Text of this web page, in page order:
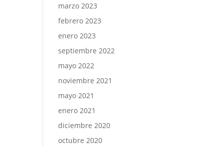
marzo 2023
febrero 2023
enero 2023
septiembre 2022
mayo 2022
noviembre 2021
mayo 2021
enero 2021
diciembre 2020
octubre 2020